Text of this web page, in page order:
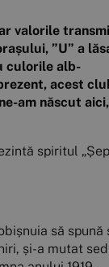
valorile
”U” a
culorile alb-
acest
am născut
spiritul
să spună
și-a mutat